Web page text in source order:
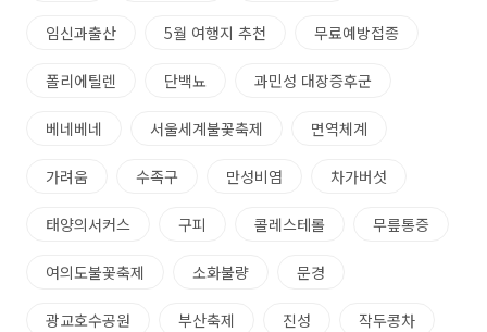
임신과출산 5월 여행지 추천 무료예방접종
폴리에틸렌 단백뇨 과민성 대장증후군
베네베네 서울세계불꽃축제 면역체계
가려움 수족구 만성비염 차가버섯
태양의서커스 구피 콜레스테롤 무릎통증
여의도불꽃축제 소화불량 문경
광교호수공원 부산축제 진성 작두콩차